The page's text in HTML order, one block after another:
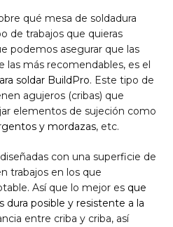
qué mesa de soldadura
de trabajos que quieras
podemos asegurar que las
las más recomendables, es el
soldar BuildPro. Este tipo de
agujeros (cribas) que
elementos de sujeción como
y mordazas, etc.
con una superficie de
trabajos en los que
Así que lo mejor es que
dura posible y resistente a la
entre criba y criba, así